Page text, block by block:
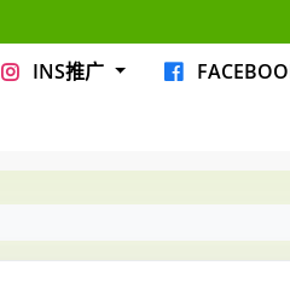
INS推广